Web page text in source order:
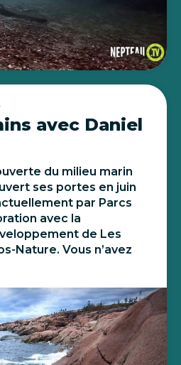
avec Daniel
du milieu marin
ses portes en juin
par Parcs
avec la
de Les
Nature. Vous n’avez